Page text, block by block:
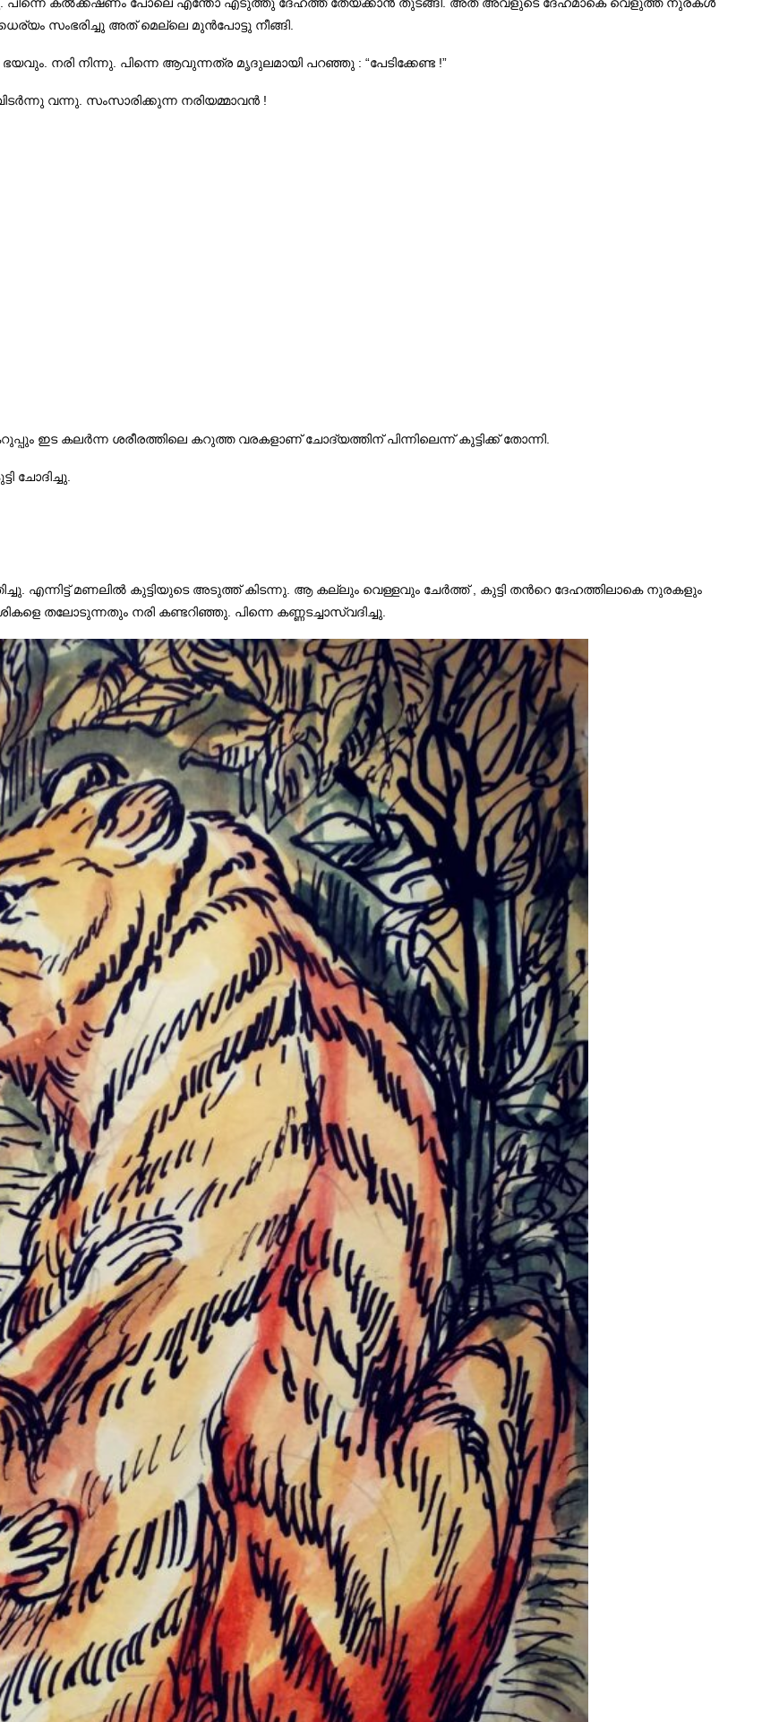
സംഭരിച്ചു അത് മെല്ലെ മുൻപോട്ടു നീങ്ങി.
നരി നിന്നു. പിന്നെ ആവുന്നത്ര മൃദുലമായി പറഞ്ഞു : “പേടിക്കേണ്ട !”
വന്നു. സംസാരിക്കുന്ന നരിയമ്മാവൻ !
ഇട കലർന്ന ശരീരത്തിലെ കറുത്ത വരകളാണ് ചോദ്യത്തിന് പിന്നിലെന്ന് കുട്ടിക്ക് തോന്നി.
ചോദിച്ചു.
എന്നിട്ട് മണലിൽ കുട്ടിയുടെ അടുത്ത് കിടന്നു. ആ കല്ലും വെള്ളവും ചേർത്ത് , കുട്ടി തന്‍റെ ദേഹത്തിലാകെ നുരകളും
തലോടുന്നതും നരി കണ്ടറിഞ്ഞു. പിന്നെ കണ്ണടച്ചാസ്വദിച്ചു.